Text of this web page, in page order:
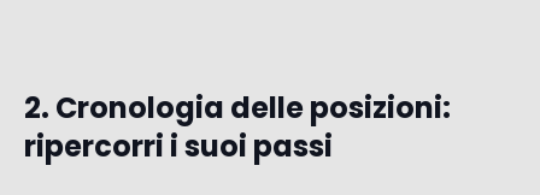
2. Cronologia delle posizioni:
ripercorri i suoi passi